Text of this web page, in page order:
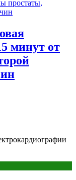
минут от